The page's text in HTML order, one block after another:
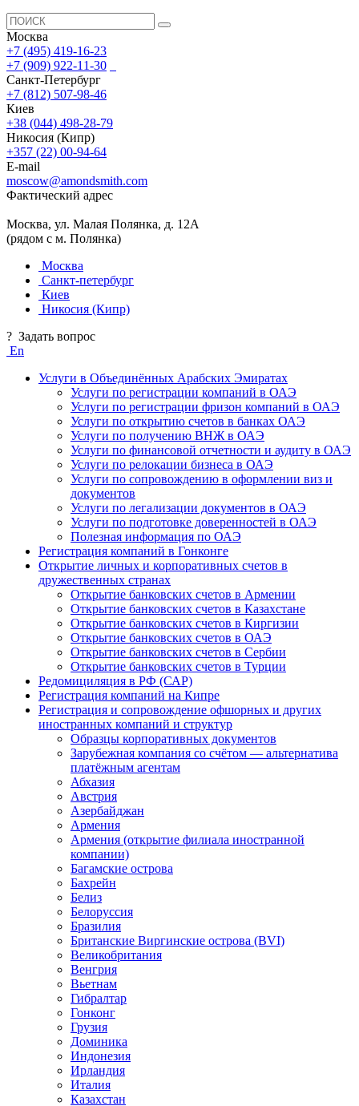
Москва
+7 (495) 419-16-23
+7 (909) 922-11-30
Санкт-Петербург
+7 (812) 507-98-46
Киев
+38 (044) 498-28-79
Никосия (Кипр)
+357 (22) 00-94-64
E-mail
moscow@amondsmith.com
Фактический адрес
Москва, ул. Малая Полянка, д. 12А
(рядом с м. Полянка)
Москва
Санкт-петербург
Киев
Никосия (Кипр)
? Задать вопрос
En
Услуги в Объединённых Арабских Эмиратах
Услуги по регистрации компаний в ОАЭ
Услуги по регистрации фризон компаний в ОАЭ
Услуги по открытию счетов в банках ОАЭ
Услуги по получению ВНЖ в ОАЭ
Услуги по финансовой отчетности и аудиту в ОАЭ
Услуги по релокации бизнеса в ОАЭ
Услуги по сопровождению в оформлении виз и
документов
Услуги по легализации документов в ОАЭ
Услуги по подготовке доверенностей в ОАЭ
Полезная информация по ОАЭ
Регистрация компаний в Гонконге
Открытие личных и корпоративных счетов в
дружественных странах
Открытие банковских счетов в Армении
Открытие банковских счетов в Казахстане
Открытие банковских счетов в Киргизии
Открытие банковских счетов в ОАЭ
Открытие банковских счетов в Сербии
Открытие банковских счетов в Турции
Редомициляция в РФ (САР)
Регистрация компаний на Кипре
Регистрация и сопровождение офшорных и других
иностранных компаний и структур
Образцы корпоративных документов
Зарубежная компания со счётом — альтернатива
платёжным агентам
Абхазия
Австрия
Азербайджан
Армения
Армения (открытие филиала иностранной
компании)
Багамские острова
Бахрейн
Белиз
Белоруссия
Бразилия
Британские Виргинские острова (BVI)
Великобритания
Венгрия
Вьетнам
Гибралтар
Гонконг
Грузия
Доминика
Индонезия
Ирландия
Италия
Казахстан